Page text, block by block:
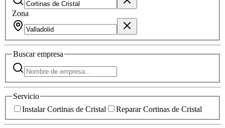
Zona
Buscarempresa
Servicio
Instalar Cortinas de Cristal
Reparar Cortinas de Cristal